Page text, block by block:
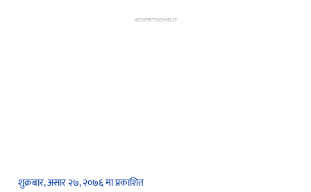
ADVERTISEMENT
शुक्रबार, असार २७, २०७६ मा प्रकाशित